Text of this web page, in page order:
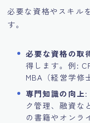
必要な資格やスキル
す。
必要な資格の取
得します。例:
MBA（経営学修
専門知識の向上:
ク管理、融資な
の書籍やオンラ